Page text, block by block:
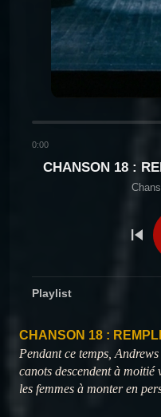
Chansons du
Chansons
0:00
Playlist
1
Chansons du
2
Chansons du
CHANSON 18 :
Pendant ce temps,
canots descendent à
les femmes à monter en